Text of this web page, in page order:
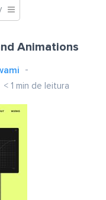
Animations
< 1 min de leitura